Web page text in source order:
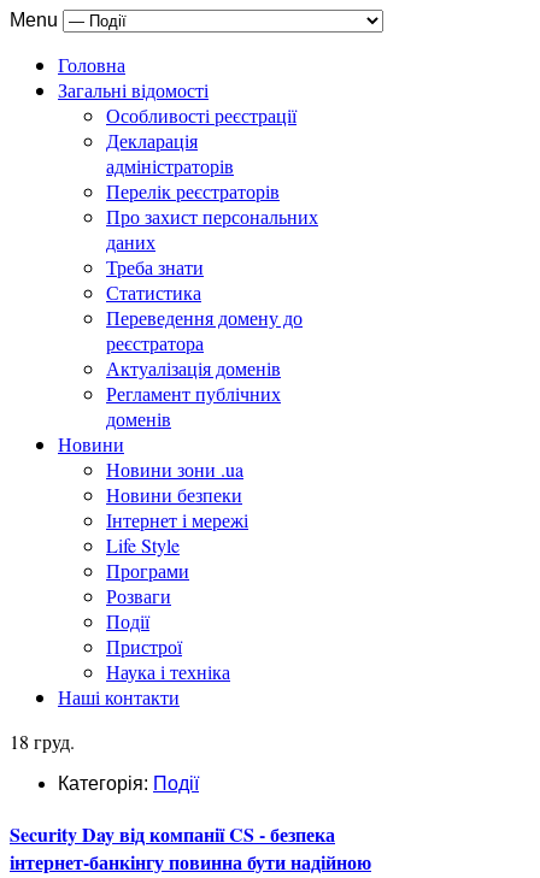
Menu
Головна
Загальні відомості
Особливості реєстрації
Декларація
адміністраторів
Перелік реєстраторів
Про захист персональних
даних
Треба знати
Статистика
Переведення домену до
реєстратора
Актуалізація доменів
Регламент публічних
доменів
Новини
Новини зони .ua
Новини безпеки
Інтернет і мережі
Life Style
Програми
Розваги
Події
Пристрої
Наука і техніка
Наші контакти
18 груд.
Категорія: Події
Security Day від компанії CS - безпека
інтернет-банкінгу повинна бути надійною